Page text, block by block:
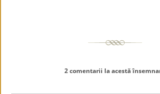
2 comentarii la acestă